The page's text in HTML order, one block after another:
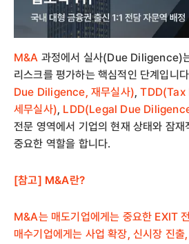
M&A 과정에서 실사(Due Diligence)
리스크를 평가하는 핵심적인 단계입니
Due Diligence, 재무실사),TDD(Tax
세무실사), LDD(Legal Due
전문 영역에서 기업의 현재 상태와 잠
중요한 역할을 합니다.
[참고] M&A란?
M&A는 매도기업에게는 중요한 EXIT
매수기업에게는 사업 확장, 신시장 진